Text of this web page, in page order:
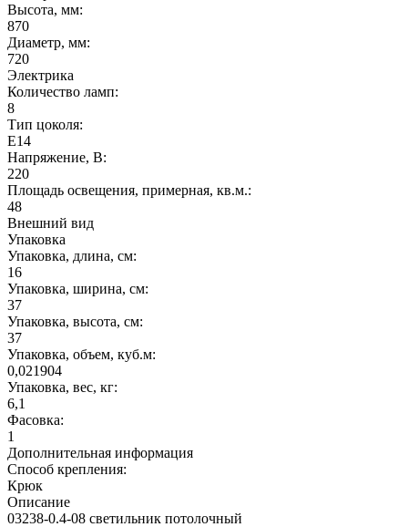
Высота, мм:
870
Диаметр, мм:
720
Электрика
Количество ламп:
8
Тип цоколя:
E14
Напряжение, В:
220
Площадь освещения, примерная, кв.м.:
48
Внешний вид
Упаковка
Упаковка, длина, см:
16
Упаковка, ширина, см:
37
Упаковка, высота, см:
37
Упаковка, объем, куб.м:
0,021904
Упаковка, вес, кг:
6,1
Фасовка:
1
Дополнительная информация
Способ крепления:
Крюк
Описание
03238-0.4-08 светильник потолочный